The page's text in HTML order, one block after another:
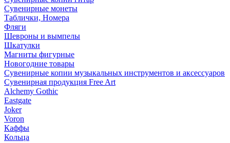
Сувенирные монеты
Таблички, Номера
Фляги
Шевроны и вымпелы
Шкатулки
Магниты фигурные
Новогодние товары
Сувенирные копии музыкальных инструментов и аксессуаров
Сувенирная продукция Free Art
Alchemy Gothic
Eastgate
Joker
Voron
Каффы
Кольца